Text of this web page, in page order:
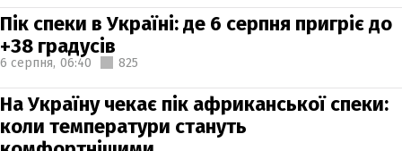
Пік спеки в Україні: де 6 серпня пригріє до
+38 градусів
6 серпня, 06:40 825
На Україну чекає пік африканської спеки:
коли температури стануть